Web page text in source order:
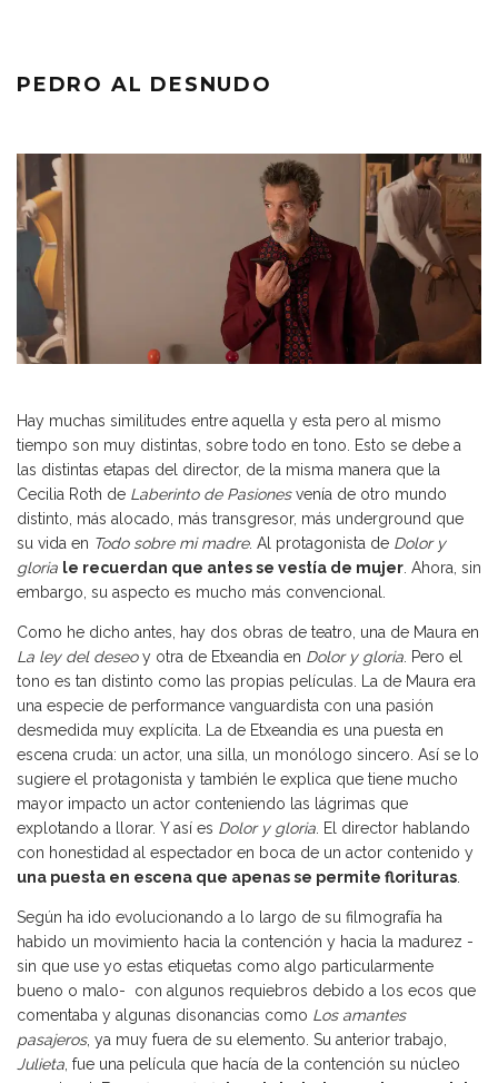
PEDRO AL DESNUDO
Hay muchas similitudes entre aquella y esta pero al mismo
tiempo son muy distintas, sobre todo en tono. Esto se debe a
las distintas etapas del director, de la misma manera que la
Cecilia Roth de Laberinto de Pasionesvenía de otro mundo
distinto, más alocado, más transgresor, más underground que
su vida en Todo sobre mi madre. Al protagonista de Dolor y
gloria le recuerdan que antes se vestía de mujer . Ahora, sin
embargo, su aspecto es mucho más convencional.
Como he dicho antes, hay dos obras de teatro, una de Maura en
La ley del deseoy otra de Etxeandia en Dolor y gloria . Pero el
tono es tan distinto como las propias películas. La de Maura era
una especie de performance vanguardista con una pasión
desmedida muy explícita. La de Etxeandia es una puesta en
escena cruda: un actor, una silla, un monólogo sincero. Así se lo
sugiere el protagonista y también le explica que tiene mucho
mayor impacto un actor conteniendo las lágrimas que
explotando a llorar. Y así es Dolor y gloria . El director hablando
con honestidad al espectador en boca de un actor contenido y
una puesta en escena que apenas se permite florituras
Según ha ido evolucionando a lo largo de su filmografía ha
habido un movimiento hacia la contención y hacia la madurez -
sin que use yo estas etiquetas como algo particularmente
bueno o malo- con algunos requiebros debido a los ecos que
comentaba y algunas disonancias como Los amantes
pasajeros, ya muy fuera de su elemento. Su anterior trabajo,
Julieta , fue una película que hacía de la contención su núcleo